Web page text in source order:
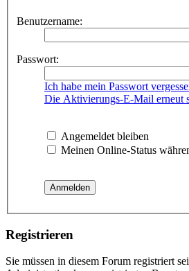
Benutzername:
Passwort:
Ich habe mein Passwort
Die Aktivierungs-E-Mail erneut
Angemeldet bleiben
Meinen Online-Status
Registrieren
Sie müssen in diesem Forum registriert